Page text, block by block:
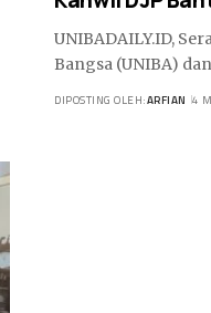
UNIBADAILY.ID,
Bangsa (UNIBA)
DIPOSTING OLEH:ARFIAN 4